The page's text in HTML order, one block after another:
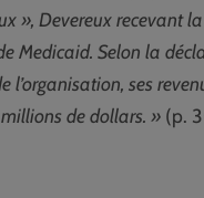
», Devereux recevant
Medicaid. Selon la
l’organisation, ses
de dollars. » (p.